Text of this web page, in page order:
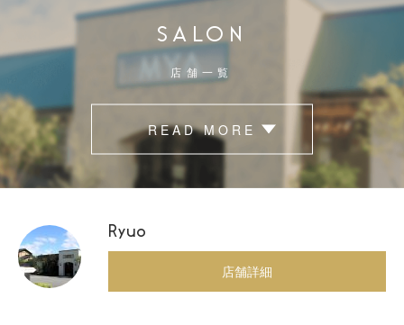
SALON
店舗一覧
READ MORE
Ryuo
店舗詳細